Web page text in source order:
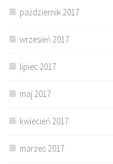
październik 2017
wrzesień 2017
lipiec 2017
maj 2017
kwiecień 2017
marzec 2017